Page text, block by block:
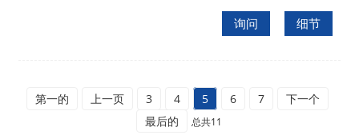
询问 细节
第一的 上一页 3 4 5 6 7
下一个
最后的
总共11